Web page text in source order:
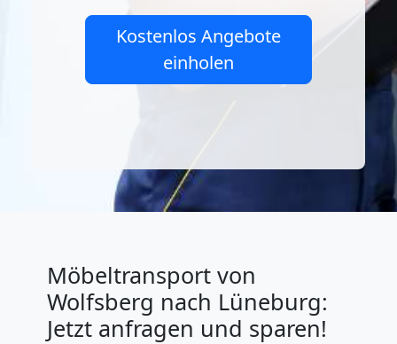
Kostenlos Angebote
einholen
Möbeltransport von
Wolfsberg nach Lüneburg:
Jetzt anfragen und sparen!